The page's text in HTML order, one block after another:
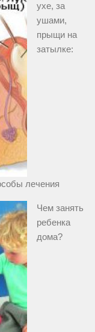
ухе, за
ушами,
прыщи на
затылке:
лечения
Чем занять
ребенка
дома?